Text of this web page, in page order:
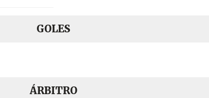
GOLES
ÁRBITRO